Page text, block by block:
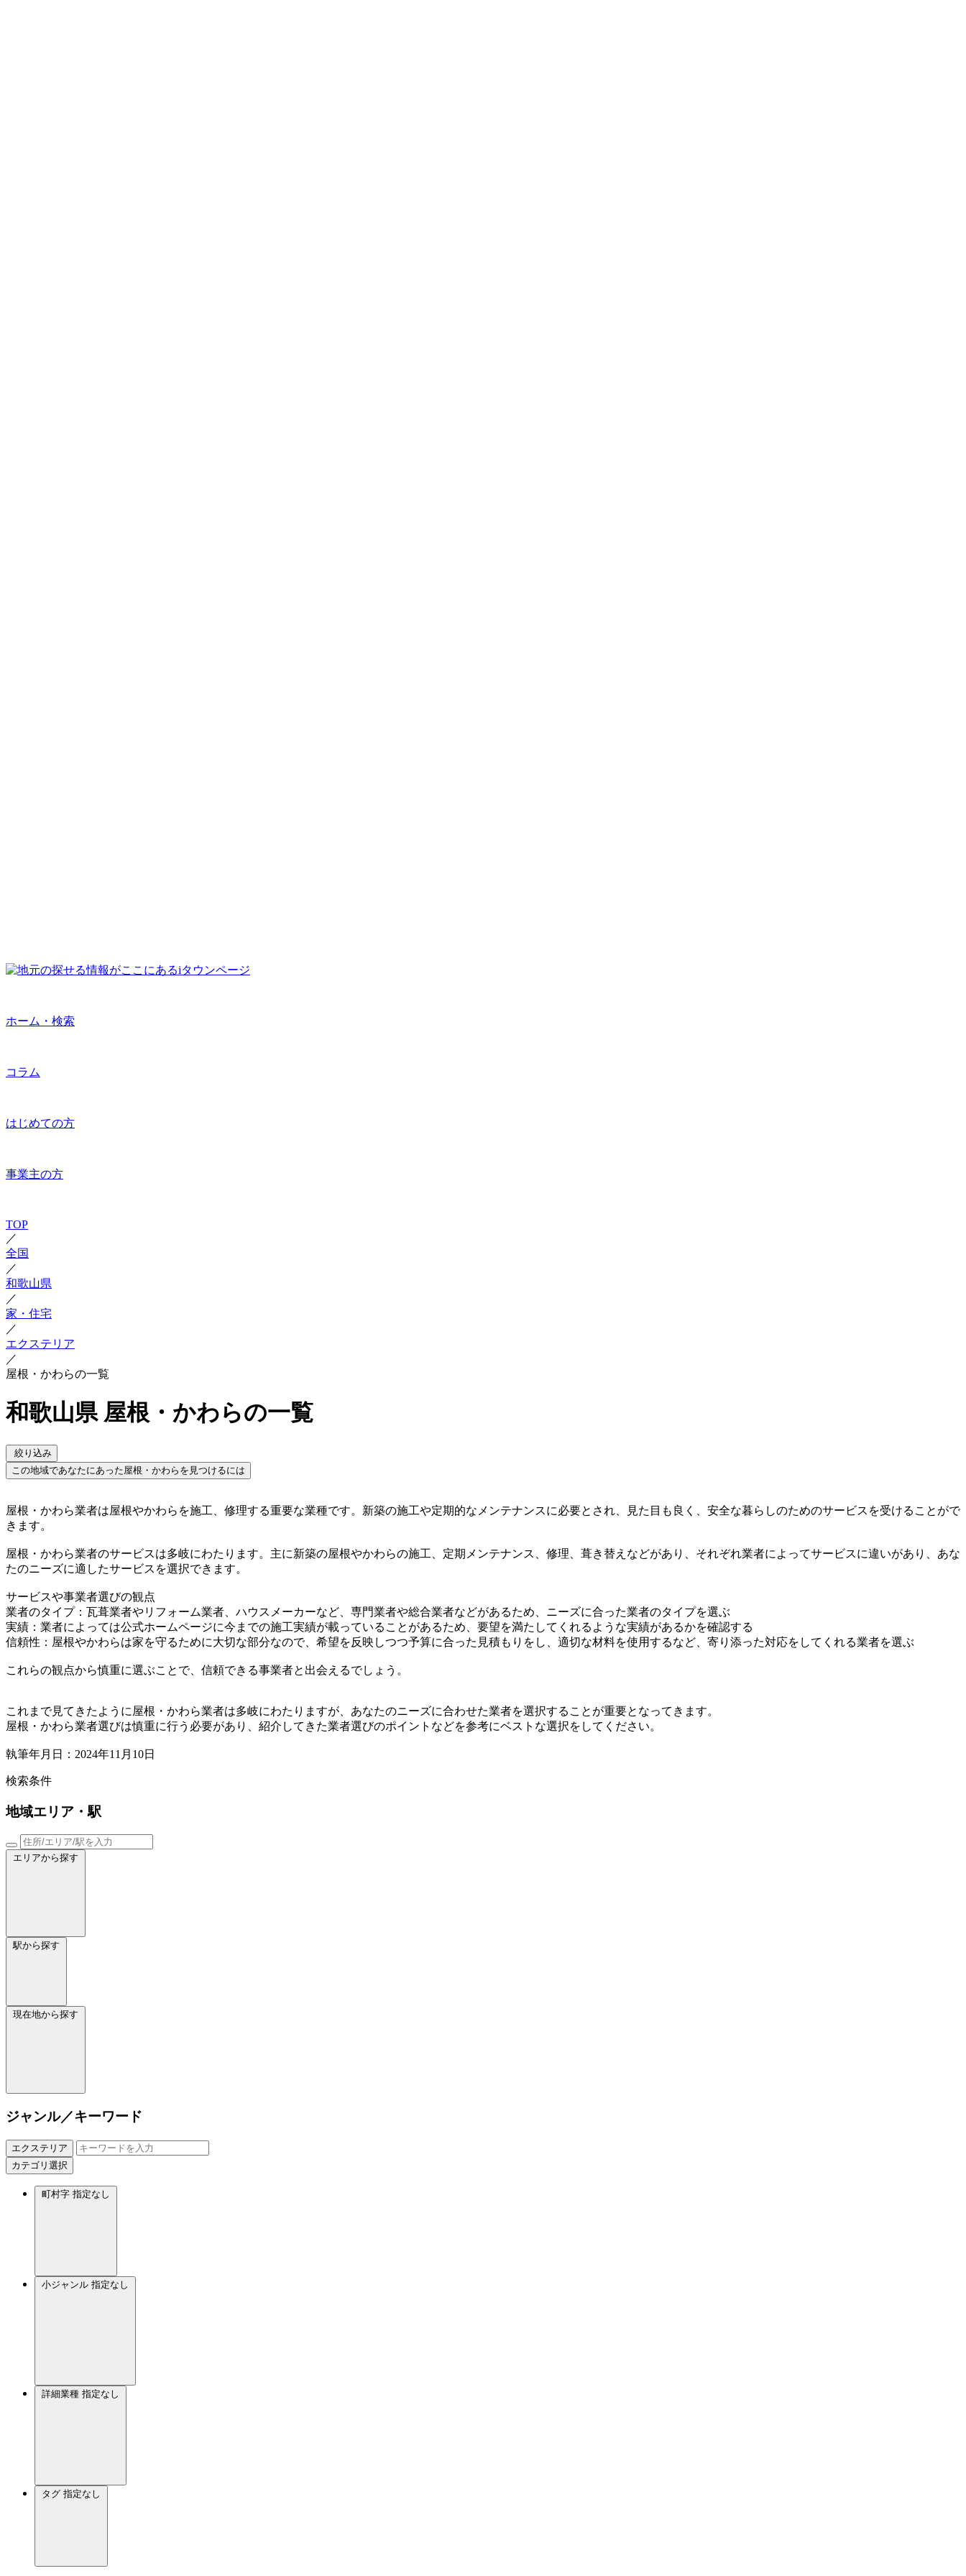
ホーム・検索
コラム
はじめての方
事業主の方
TOP
／
全国
／
和歌山県
／
家・住宅
／
エクステリア
／
屋根・かわらの一覧
和歌山県 屋根・かわらの一覧
絞り込み
この地域であなたにあった屋根・かわらを見つけるには
屋根・かわら業者は屋根やかわらを施工、修理する重要な業種です。新築の施工や定期的なメンテナンスに必要とされ、見た目も良く、安全な暮らしのためのサービスを受けることがで
きます。
屋根・かわら業者のサービスは多岐にわたります。主に新築の屋根やかわらの施工、定期メンテナンス、修理、葺き替えなどがあり、それぞれ業者によってサービスに違いがあり、あな
たのニーズに適したサービスを選択できます。
サービスや事業者選びの観点
業者のタイプ：瓦葺業者やリフォーム業者、ハウスメーカーなど、専門業者や総合業者などがあるため、ニーズに合った業者のタイプを選ぶ
実績：業者によっては公式ホームページに今までの施工実績が載っていることがあるため、要望を満たしてくれるような実績があるかを確認する
信頼性：屋根やかわらは家を守るために大切な部分なので、希望を反映しつつ予算に合った見積もりをし、適切な材料を使用するなど、寄り添った対応をしてくれる業者を選ぶ
これらの観点から慎重に選ぶことで、信頼できる事業者と出会えるでしょう。
これまで見てきたように屋根・かわら業者は多岐にわたりますが、あなたのニーズに合わせた業者を選択することが重要となってきます。
屋根・かわら業者選びは慎重に行う必要があり、紹介してきた業者選びのポイントなどを参考にベストな選択をしてください。
執筆年月日：2024年11月10日
検索条件
地域エリア・駅
エリアから探す
駅から探す
現在地から探す
ジャンル／キーワード
エクステリア
カテゴリ選択
町村字 指定なし
小ジャンル 指定なし
詳細業種 指定なし
タグ 指定なし